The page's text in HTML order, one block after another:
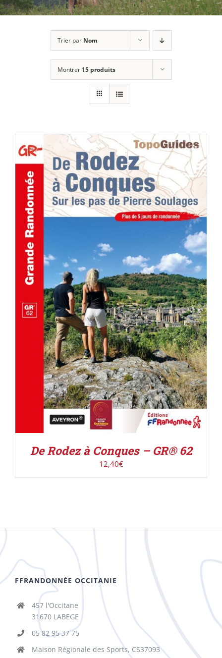
Trier par Nom
Montrer 15 produits
AJOUTER AU PANIER / DÉTAILS
De Rodez à Conques – GR® 62
12,40€
FFRANDONNÉE OCCITANIE
457 l'Occitane
31670 LABEGE
05 82 95 37 75
Maison Régionale des Sports, CS37093